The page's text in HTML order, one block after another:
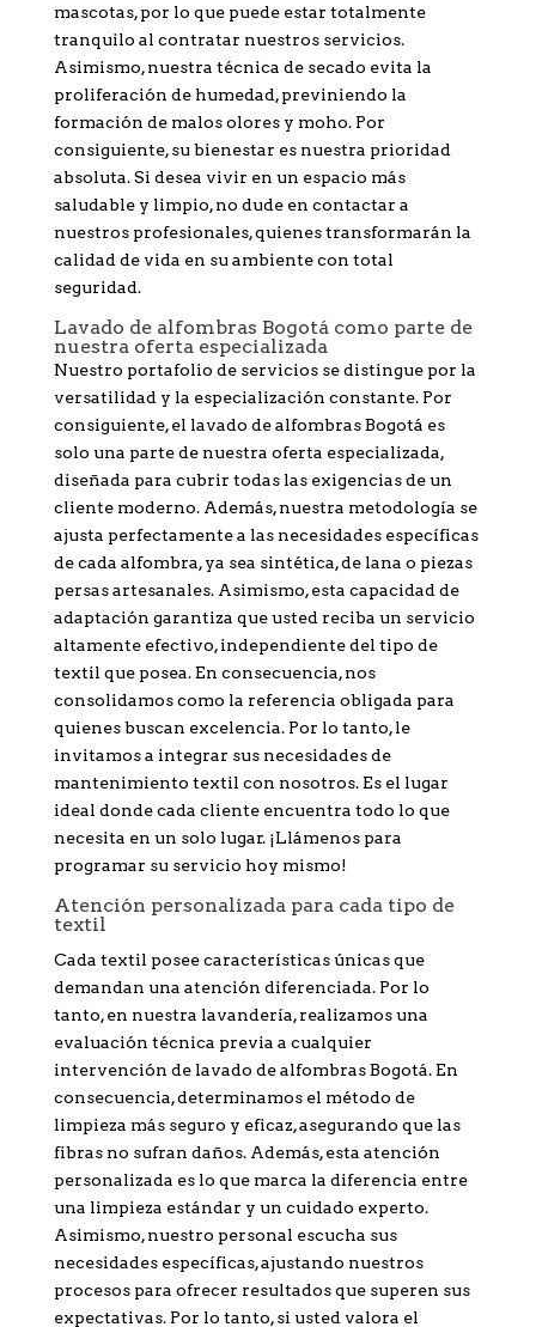
mascotas, por lo que puede estar totalmente
tranquilo al contratar nuestros servicios.
Asimismo, nuestra técnica de secado evita la
proliferación de humedad, previniendo la
formación de malos olores y moho. Por
consiguiente, su bienestar es nuestra prioridad
absoluta. Si desea vivir en un espacio más
saludable y limpio, no dude en contactar a
nuestros profesionales, quienes transformarán la
calidad de vida en su ambiente con total
seguridad.
Lavado de alfombras Bogotá como parte de
nuestra oferta especializada
Nuestro portafolio de servicios se distingue por la
versatilidad y la especialización constante. Por
consiguiente, el lavado de alfombras Bogotá es
solo una parte de nuestra oferta especializada,
diseñada para cubrir todas las exigencias de un
cliente moderno. Además, nuestra metodología se
ajusta perfectamente a las necesidades específicas
de cada alfombra, ya sea sintética, de lana o piezas
persas artesanales. Asimismo, esta capacidad de
adaptación garantiza que usted reciba un servicio
altamente efectivo, independiente del tipo de
textil que posea. En consecuencia, nos
consolidamos como la referencia obligada para
quienes buscan excelencia. Por lo tanto, le
invitamos a integrar sus necesidades de
mantenimiento textil con nosotros. Es el lugar
ideal donde cada cliente encuentra todo lo que
necesita en un solo lugar. ¡Llámenos para
programar su servicio hoy mismo!
Atención personalizada para cada tipo de
textil
Cada textil posee características únicas que
demandan una atención diferenciada. Por lo
tanto, en nuestra lavandería, realizamos una
evaluación técnica previa a cualquier
intervención de lavado de alfombras Bogotá. En
consecuencia, determinamos el método de
limpieza más seguro y eficaz, asegurando que las
fibras no sufran daños. Además, esta atención
personalizada es lo que marca la diferencia entre
una limpieza estándar y un cuidado experto.
Asimismo, nuestro personal escucha sus
necesidades específicas, ajustando nuestros
procesos para ofrecer resultados que superen sus
expectativas. Por lo tanto, si usted valora el